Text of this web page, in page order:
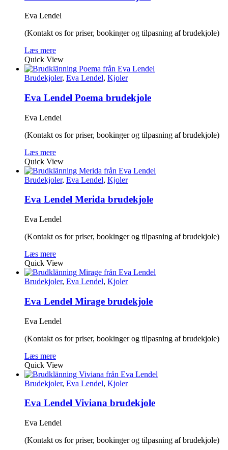
Eva Lendel
(Kontakt os for priser, bookinger og tilpasning af brudekjole)
Læs mere
Quick View
Brudekjoler, Eva Lendel, Kjoler
Eva Lendel Poema brudekjole
Eva Lendel
(Kontakt os for priser, bookinger og tilpasning af brudekjole)
Læs mere
Quick View
Brudekjoler, Eva Lendel, Kjoler
Eva Lendel Merida brudekjole
Eva Lendel
(Kontakt os for priser, bookinger og tilpasning af brudekjole)
Læs mere
Quick View
Brudekjoler, Eva Lendel, Kjoler
Eva Lendel Mirage brudekjole
Eva Lendel
(Kontakt os for priser, bookinger og tilpasning af brudekjole)
Læs mere
Quick View
Brudekjoler, Eva Lendel, Kjoler
Eva Lendel Viviana brudekjole
Eva Lendel
(Kontakt os for priser, bookinger og tilpasning af brudekjole)